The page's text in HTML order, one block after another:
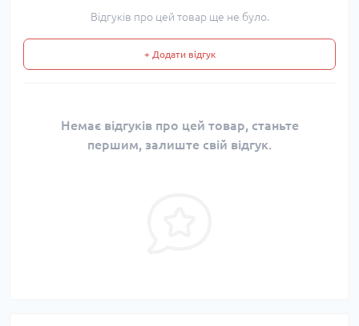
Відгуків про цей товар ще не було.
+ Додати відгук
Немає відгуків про цей товар, станьте
першим, залиште свій відгук.